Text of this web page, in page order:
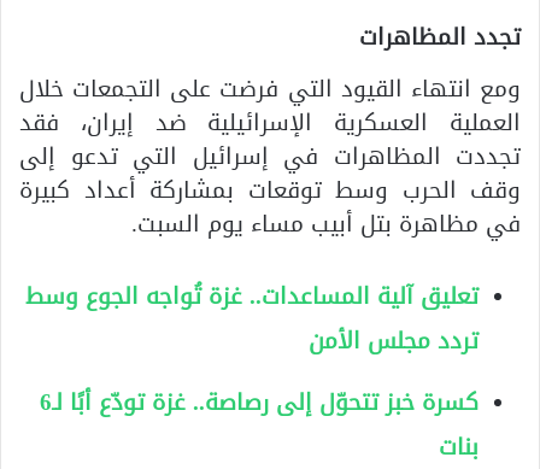
تجدد المظاهرات
ومع انتهاء القيود التي فرضت على التجمعات خلال
العملية العسكرية الإسرائيلية ضد إيران، فقد
تجددت المظاهرات في إسرائيل التي تدعو إلى
وقف الحرب وسط توقعات بمشاركة أعداد كبيرة
في مظاهرة بتل أبيب مساء يوم السبت.
تعليق آلية المساعدات.. غزة تُواجه الجوع وسط
تردد مجلس الأمن
كسرة خبز تتحوّل إلى رصاصة.. غزة تودّع أبًا لـ6
بنات